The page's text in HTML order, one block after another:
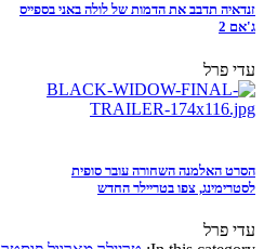
זנדאיה תדבב את הדמות של לולה באני בספייס
ג'אם 2
עדי פרל
הסרט האלמנה השחורה עובר סופית
לסטרימינג, צפו בטריילר החדש
עדי פרל